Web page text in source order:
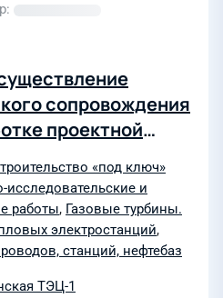
сопровождения
проектной
в объёме
эстакады
более 1,2
зданий и
«Реконструкция
«под ключ»
исследовательские и
работы, Газовые турбины.
электростанций,
станций, нефтебаз
ТЭЦ-1